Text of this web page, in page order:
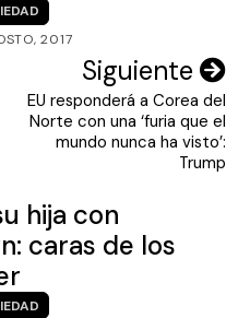
2017
Siguiente
EU responderá a Corea del
Norte con una ‘furia que el
mundo nunca ha visto’:
Trump
hija con
caras de los